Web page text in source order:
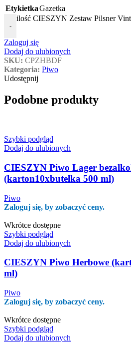
EtykietkaGazetka
-
ilość CIESZYN Zestaw Pilsner
Zaloguj się
Dodaj do ulubionych
SKU: CPZHBDF
Kategoria: Piwo
Udostępnij
Podobne produkty
Szybki podgląd
Dodaj do ulubionych
CIESZYN Piwo Lager
(karton10xbutelka 500 ml)
Piwo
Zaloguj się, by zobaczyć ceny.
Wkrótce dostępne
Szybki podgląd
Dodaj do ulubionych
CIESZYN Piwo Herbowe
ml)
Piwo
Zaloguj się, by zobaczyć ceny.
Wkrótce dostępne
Szybki podgląd
Dodaj do ulubionych